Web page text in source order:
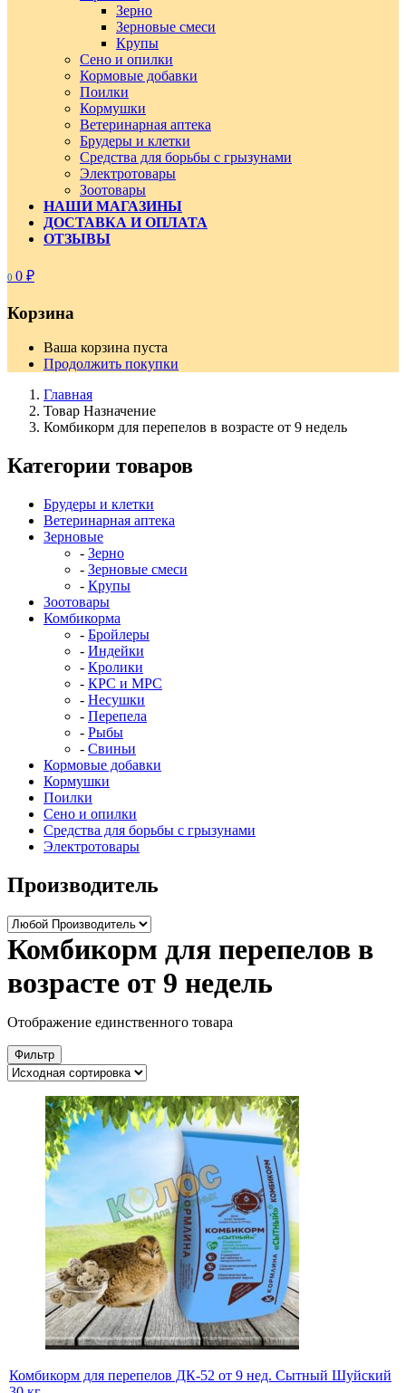
Зерно
Зерновые смеси
Крупы
Сено и опилки
Кормовые добавки
Поилки
Кормушки
Ветеринарная аптека
Брудеры и клетки
Средства для борьбы с грызунами
Электротовары
Зоотовары
НАШИ МАГАЗИНЫ
ДОСТАВКА И ОПЛАТА
ОТЗЫВЫ
0 0 ₽
Корзина
Ваша корзина пуста
Продолжить покупки
Главная
Товар Назначение
Комбикорм для перепелов в возрасте от 9 недель
Категории товаров
Брудеры и клетки
Ветеринарная аптека
Зерновые
Зерно
Зерновые смеси
Крупы
Зоотовары
Комбикорма
Бройлеры
Индейки
Кролики
КРС и МРС
Несушки
Перепела
Рыбы
Свиньи
Кормовые добавки
Кормушки
Поилки
Сено и опилки
Средства для борьбы с грызунами
Электротовары
Производитель
Комбикорм для перепелов в
возрасте от 9 недель
Отображение единственного товара
Фильтр
Комбикорм для перепелов ДК-52 от 9 нед. Сытный Шуйский